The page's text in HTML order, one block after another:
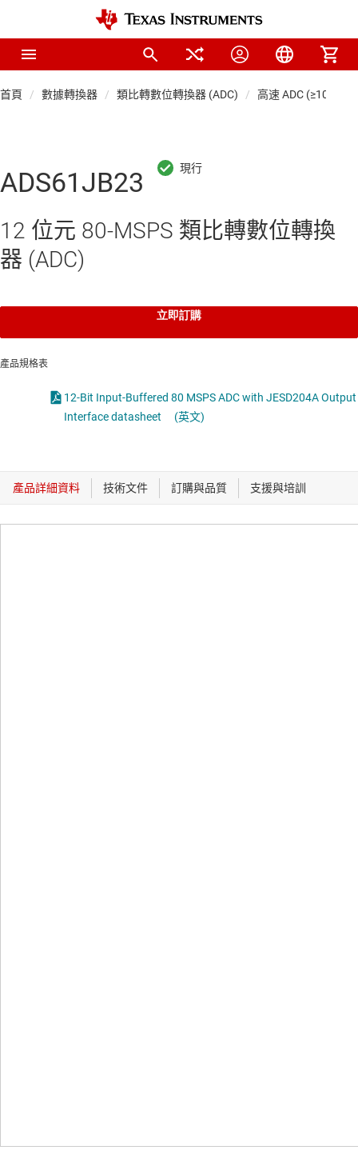
首頁 數據轉換器 類比轉數位轉換器 (ADC) 高速 ADC (≥10
ADS61JB23
12 位元 80-MSPS 類比轉數位轉換
器 (ADC)
立即訂購
產品規格表
12-Bit Input-Buffered 80 MSPS ADC with JESD204A Output
Interface datasheet
(英文)